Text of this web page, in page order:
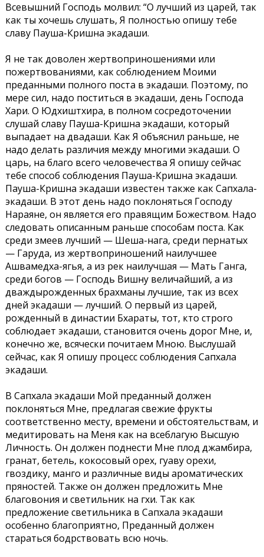
Всевышний Господь молвил: “О лучший из царей, так
как ты хочешь слушать, Я полностью опишу тебе
славу Пауша-Кришна экадаши.
Я не так доволен жертвоприношениями или
пожертвованиями, как соблюдением Моими
преданными полного поста в экадаши. Поэтому, по
мере сил, надо поститься в экадаши, день Господа
Хари. О Юдхиштхира, в полном сосредоточении
слушай славу Пауша-Кришна экадаши, который
выпадает на двадаши. Как Я объяснил раньше, не
надо делать различия между многими экадаши. О
царь, на благо всего человечества Я опишу сейчас
тебе способ соблюдения Пауша-Кришна экадаши.
Пауша-Кришна экадаши известен также как Сапхала-
экадаши. В этот день надо поклоняться Господу
Нараяне, он является его правящим Божеством. Надо
следовать описанным раньше способам поста. Как
среди змеев лучший — Шеша-нага, среди пернатых
— Гаруда, из жертвоприношений наилучшее
Ашвамедха-ягья, а из рек наилучшая — Мать Ганга,
среди богов — Господь Вишну величайший, а из
дваждырожденных брахманы лучшие, так из всех
дней экадаши — лучший. О первый из царей,
рожденный в династии Бхараты, тот, кто строго
соблюдает экадаши, становится очень дорог Мне, и,
конечно же, всячески почитаем Мною. Выслушай
сейчас, как Я опишу процесс соблюдения Сапхала
экадаши.
В Сапхала экадаши Мой преданный должен
поклоняться Мне, предлагая свежие фрукты
соответственно месту, времени и обстоятельствам, и
медитировать на Меня как на всеблагую Высшую
Личность. Он должен поднести Мне плод джамбира,
гранат, бетель, кокосовый орех, гуаву орехи,
гвоздику, манго и различные виды ароматических
пряностей. Также он должен предложить Мне
благовония и светильник на гхи. Так как
предложение светильника в Сапхала экадаши
особенно благоприятно, Преданный должен
стараться бодрствовать всю ночь.